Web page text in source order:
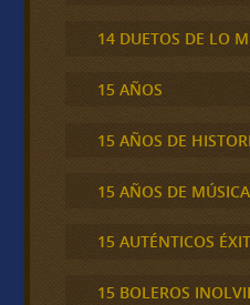
14 DUETOS DE LO
15 AÑOS
15 AÑOS DE
15 AÑOS DE MÚSICA
15 AUTÉNTICOS
15 BOLEROS